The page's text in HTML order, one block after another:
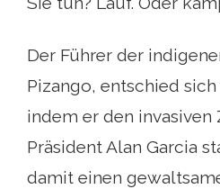
Der Führer der
Pizango, entschied
indem er den invasiven
Präsident Alan Garcia
damit einen